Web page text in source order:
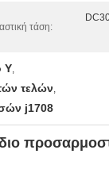
τάση:
Υ,
τελών,
j1708